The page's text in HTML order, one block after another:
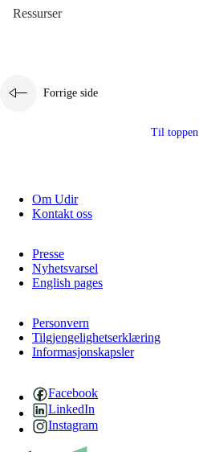
Ressurser
Forrige side
Til toppen
Om Udir
Kontakt oss
Presse
Nyhetsvarsel
English pages
Personvern
Tilgjengelighetserklæring
Informasjonskapsler
Facebook
LinkedIn
Instagram